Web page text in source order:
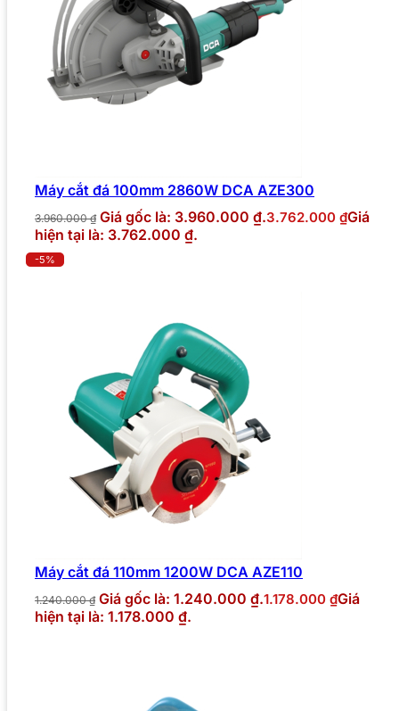
Máy cắt đá 100mm 2860W DCA AZE300
3.960.000₫ Giá gốc là: 3.960.000 ₫.3.762.000 ₫Giá
hiện tại là: 3.762.000 ₫.
-5%
Máy cắt đá 110mm 1200W DCA AZE110
1.240.000₫ Giá gốc là: 1.240.000 ₫.1.178.000 ₫Giá
hiện tại là: 1.178.000 ₫.